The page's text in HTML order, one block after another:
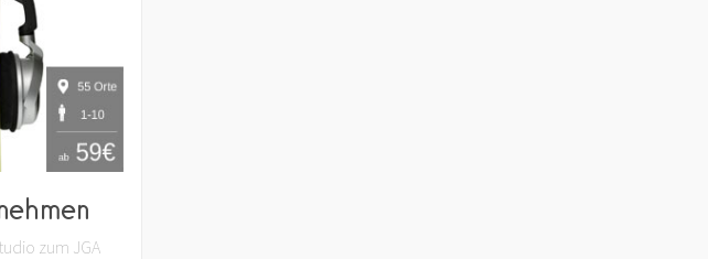
zum JGA